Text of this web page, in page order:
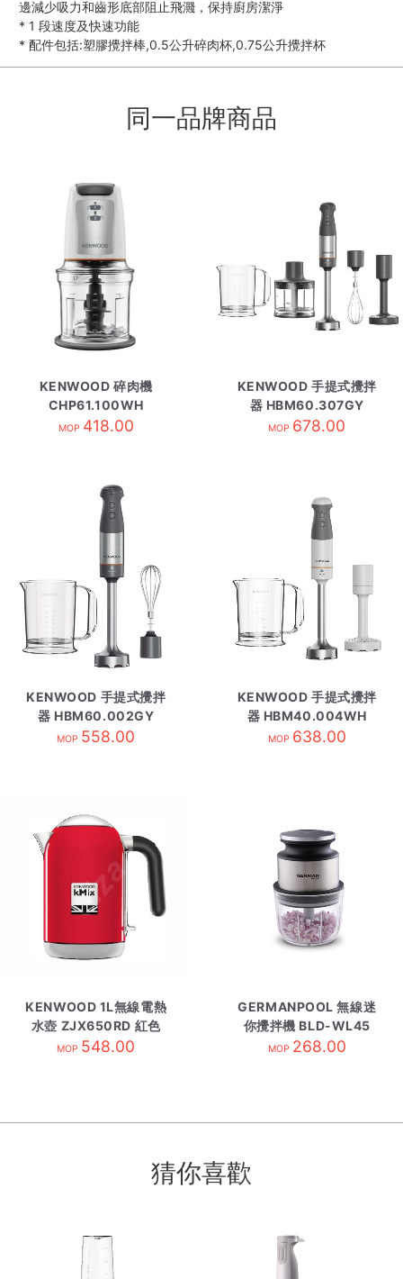
邊減少吸力和齒形底部阻止飛濺，保持廚房潔淨
* 1 段速度及快速功能
* 配件包括:塑膠攪拌棒,0.5公升碎肉杯,0.75公升攪拌杯
同一品牌商品
KENWOOD 碎肉機
CHP61.100WH
MOP 418.00
KENWOOD 手提式攪拌
器 HBM60.307GY
MOP 678.00
KENWOOD 手提式攪拌
器 HBM60.002GY
MOP 558.00
KENWOOD 手提式攪拌
器 HBM40.004WH
MOP 638.00
KENWOOD 1L無線電熱
水壺 ZJX650RD 紅色
MOP 548.00
GERMANPOOL 無線迷
你攪拌機 BLD-WL45
MOP 268.00
猜你喜歡